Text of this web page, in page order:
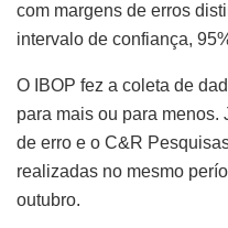
com margens de erros
intervalo de confiança,
O IBOP fez a coleta de
para mais ou para menos.
de erro e o C&R
realizadas no mesmo
outubro.